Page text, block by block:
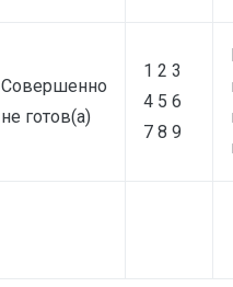
Совершенно
не готов(а)
1 2 3
4 5 6
7 8 9